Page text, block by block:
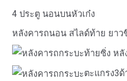
4 ประตู นอนบนหัวเก๋ง
หลังคารถนอน สไลด์ท้าย ยาว
ท้ายซิ่ง หลั
ตะแกรง3